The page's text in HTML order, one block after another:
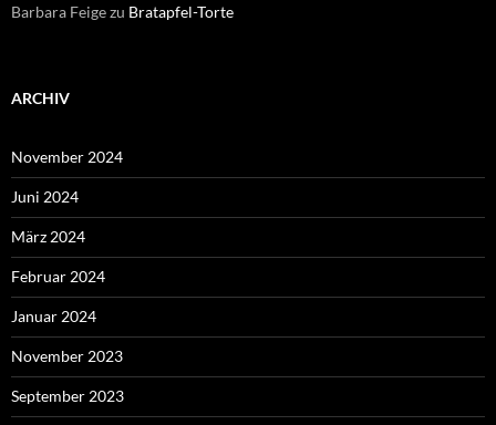
Barbara Feigezu Bratapfel-Torte
ARCHIV
November 2024
Juni 2024
März 2024
Februar 2024
Januar 2024
November 2023
September 2023